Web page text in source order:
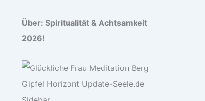
Über: Spiritualität & Achtsamkeit
2026!